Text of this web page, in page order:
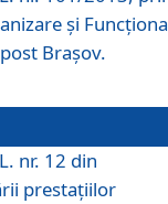
şi
Braşov.
nr. 12 din
prestaţiilor